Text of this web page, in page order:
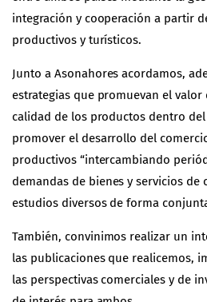
integración y cooperación a partir
productivos y turísticos.
Junto a Asonahores acordamos,
estrategias que promuevan el valor
calidad de los productos dentro
promover el desarrollo del
productivos “intercambiando
demandas de bienes y servicios de
estudios diversos de forma
También, convinimos realizar un
las publicaciones que realicemos,
las perspectivas comerciales y de